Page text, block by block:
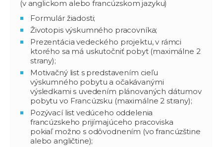
(v anglickom alebo francúzskom jazyku)
Formulár žiadosti;
Životopis výskumného pracovníka;
Prezentácia vedeckého projektu, v rámci
ktorého sa má uskutočniť pobyt (maximálne 2
strany);
Motivačný list s predstavením cieľu
výskumného pobytu a očakávanými
výsledkami s uvedením plánovaných dátumov
pobytu vo Francúzsku (maximálne 2 strany);
Pozývací list vedúceho oddelenia
francúzskeho prijímajúceho pracoviska
pokiaľ možno s odôvodnením (vo francúzštine
alebo angličtine);